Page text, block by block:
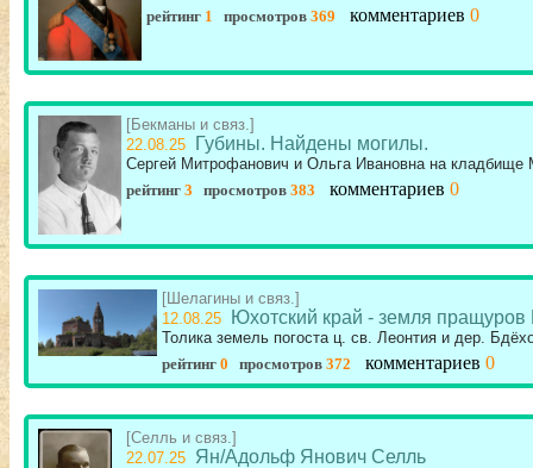
рейтинг 1 просмотров 369 комментариев 0
[Бекманы и связ.]
22.08.25
Губины. Найдены могилы.
Сергей Митрофанович и Ольга Ивановна на кладбище
рейтинг 3 просмотров 383 комментариев 0
[Шелагины и связ.]
12.08.25
Юхотский край - земля
Толика земель погоста ц. св. Леонтия и дер.
рейтинг 0 просмотров 372 комментариев 0
[Селль и связ.]
22.07.25 Ян/Адольф Янович Селль